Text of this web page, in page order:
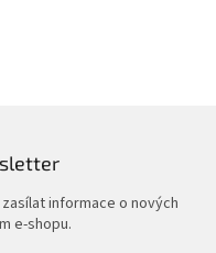
informace o nových
e-shopu.